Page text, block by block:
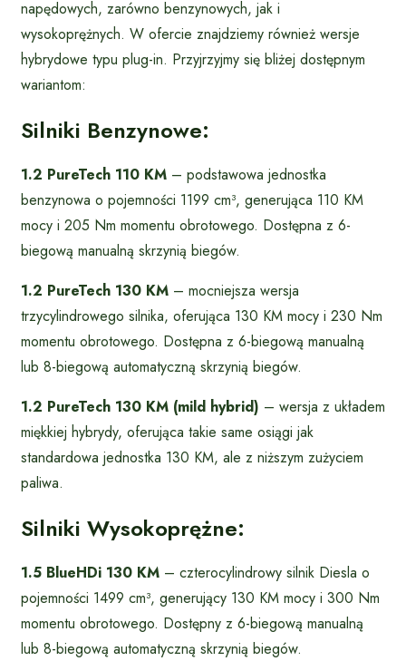
napędowych, zarówno benzynowych, jak i
wysokoprężnych. W ofercie znajdziemy również wersje
hybrydowe typu plug-in. Przyjrzyjmy się bliżej dostępnym
wariantom:
Silniki Benzynowe:
1.2 PureTech 110 KM – podstawowa jednostka
benzynowa o pojemności 1199 cm³, generująca 110 KM
mocy i 205 Nm momentu obrotowego. Dostępna z 6-
biegową manualną skrzynią biegów.
1.2 PureTech 130 KM – mocniejsza wersja
trzycylindrowego silnika, oferująca 130 KM mocy i 230 Nm
momentu obrotowego. Dostępna z 6-biegową manualną
lub 8-biegową automatyczną skrzynią biegów.
1.2 PureTech 130 KM (mild hybrid) – wersja z układem
miękkiej hybrydy, oferująca takie same osiągi jak
standardowa jednostka 130 KM, ale z niższym zużyciem
paliwa.
Silniki Wysokoprężne:
1.5 BlueHDi 130 KM – czterocylindrowy silnik Diesla o
pojemności 1499 cm³, generujący 130 KM mocy i 300 Nm
momentu obrotowego. Dostępny z 6-biegową manualną
lub 8-biegową automatyczną skrzynią biegów.